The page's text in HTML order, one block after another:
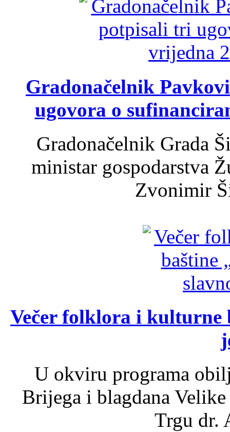
Gradonačelnik
ugovora o
Gradonačelnik Grada
ministar gospodarstva
Zvonimir
Večer folklora i kulturne
U okviru programa
Brijega i blagdana
Trgu dr.